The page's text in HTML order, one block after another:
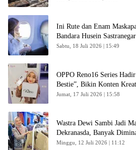
Ini Rute dan Enam
Bandara Husein
Sabtu, 18 Juli 2026 | 15:49
OPPO Reno16 Series
Bestie”, Bikin Konten
Jumat, 17 Juli 2026 | 15:58
Wastra Dewi Sambi Jadi
Dekranasda, Banyak
Minggu, 12 Juli 2026 | 11:12